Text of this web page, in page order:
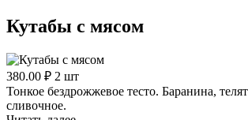
Кутабы с мясом
380.00 ₽ 2 шт
Тонкое бездрожжевое тесто. Баранина,
сливочное.